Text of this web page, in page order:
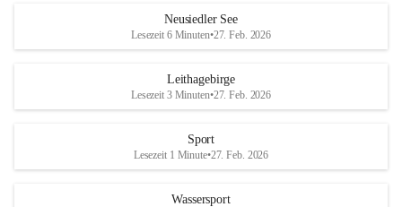
S
und den daraus folgenden wirtschaftlichen
Maßnahmen zur Bekämpfung
Rebe und der Amerikanischen
Anhang VBl. EU Nr. 18
r
S
Neusiedler See
Lesezeit 6 Minuten•27. Feb. 2026
Leithagebirge
Lesezeit 3 Minuten•27. Feb. 2026
Sport
Lesezeit 1 Minute•27. Feb. 2026
Wassersport